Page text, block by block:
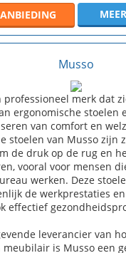
Musso
professioneel merk dat
ergonomische stoelen
van comfort en
stoelen van Musso zijn
de druk op de rug en
vooral voor mensen
werken. Deze
de werkprestaties
effectief
leverancier van
meubilair is Musso een